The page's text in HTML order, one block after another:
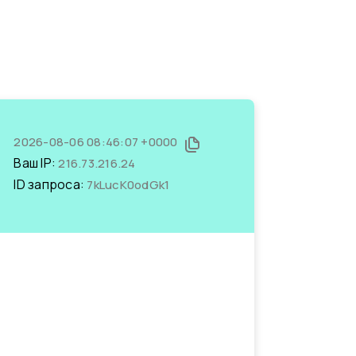
2026-08-06 08:46:07 +0000
Ваш IP:216.73.216.24
ID запроса: 7kLucK0odGk1